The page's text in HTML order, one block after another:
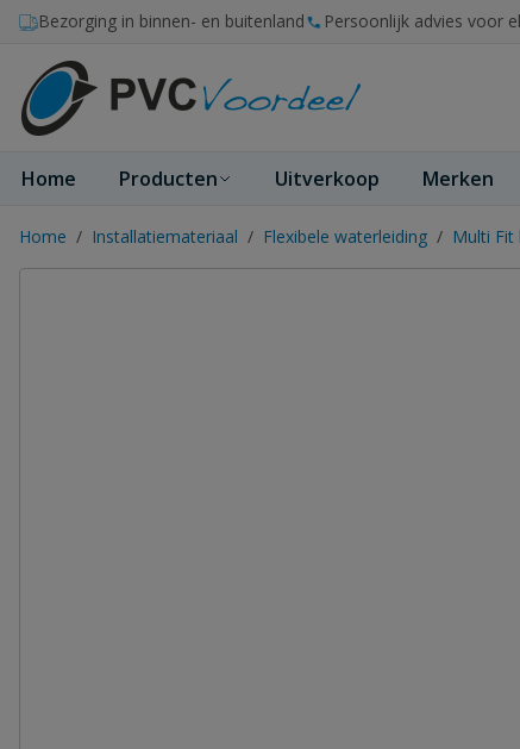
Ga naar de inhoud
Bezorging in binnen- en buitenland Persoonlijk advies voor
Home Producten Uitverkoop Merken
Home / Installatiemateriaal / Flexibele waterleiding / Multi Fit